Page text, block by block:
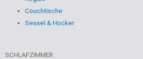
Couchtische
Sessel & Hocker
SCHLAFZIMMER